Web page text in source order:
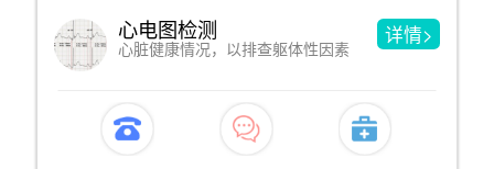
认知行为疗法
改变不合理认知，进而改变心理问题
详情>